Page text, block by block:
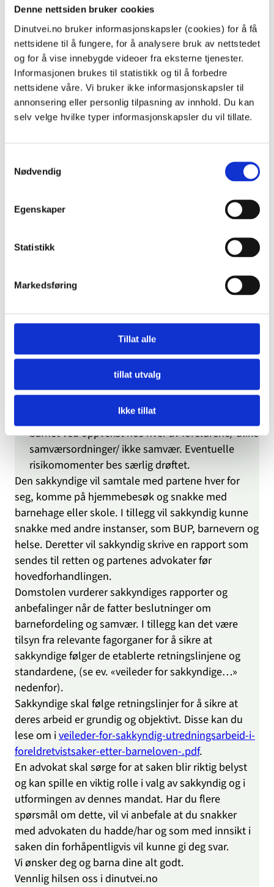
Denne nettsiden bruker cookies
Dinutvei.no bruker informasjonskapsler (cookies) for å få
nettsidene til å fungere, for å analysere bruk av nettstedet
og for å vise innebygde videoer fra eksterne tjenester.
Informasjonen brukes til statistikk og til å forbedre
nettsidene våre. Vi bruker ikke informasjonskapsler til
annonsering eller personlig tilpasning av innhold. Du kan
selv velge hvilke typer informasjonskapsler du vil tillate.
Nødvendig
Egenskaper
Statistikk
Markedsføring
Tillat alle
tillat utvalg
Ikke tillat
spørsmålene i saken som avgjør hvilket oppdrag
Barneloven § 61 nr. 1
En sakkyndig med mandat etter barneloven § 61 nr.
1 er med på det saksforberedende møtet og skal
bistå dommeren i – eller lede meklingen mellom
partene.
Den sakkyndige kan ha samtaler med partene hver
Barneloven § 61 nr. 3
påstander om vold og overgrep fra den ene
psykiske lidelser som kan ha betydning for hvordan
Mandatet til sakkyndig kan for eksempel være:
Gi en beskrivelse og vurdering av barnets
eventuelle avvik?
Beskriv og vurder foreldrenes omsorgsevne-
oppfatter foreldrene barnets behov?
Beskriv den følelsesmessige tilknytningen
mellom barnet og foreldrene
psykologfaglig relevant, konsekvensene for
barnet ved oppvekst hos hver av foreldrene/ ulike
samværsordninger/ ikke samvær. Eventuelle
risikomomenter bes særlig drøftet.
Den sakkyndige vil samtale med partene hver for
seg, komme på hjemmebesøk og snakke med
barnehage eller skole. I tillegg vil sakkyndig kunne
snakke med andre instanser, som BUP, barnevern og
helse. Deretter vil sakkyndig skrive en rapport som
sendes til retten og partenes advokater før
hovedforhandlingen.
Domstolen vurderer sakkyndiges rapporter og
anbefalinger når de fatter beslutninger om
barnefordeling og samvær. I tillegg kan det være
tilsyn fra relevante fagorganer for å sikre at
sakkyndige følger de etablerte retningslinjene og
standardene, (se ev. «veileder for sakkyndige…»
nedenfor).
Sakkyndige skal følge retningslinjer for å sikre at
deres arbeid er grundig og objektivt. Disse kan du
lese om iveileder-for-sakkyndig-utredningsarbeid-i-
foreldretvistsaker-etter-barneloven-.pdf.
En advokat skal sørge for at saken blir riktig belyst
og kan spille en viktig rolle i valg av sakkyndig og i
utformingen av dennes mandat. Har du flere
spørsmål om dette, vil vi anbefale at du snakker
med advokaten du hadde/har og som med innsikt i
saken din forhåpentligvis vil kunne gi deg svar.
Vi ønsker deg og barna dine alt godt.
Vennlig hilsen oss i dinutvei.no